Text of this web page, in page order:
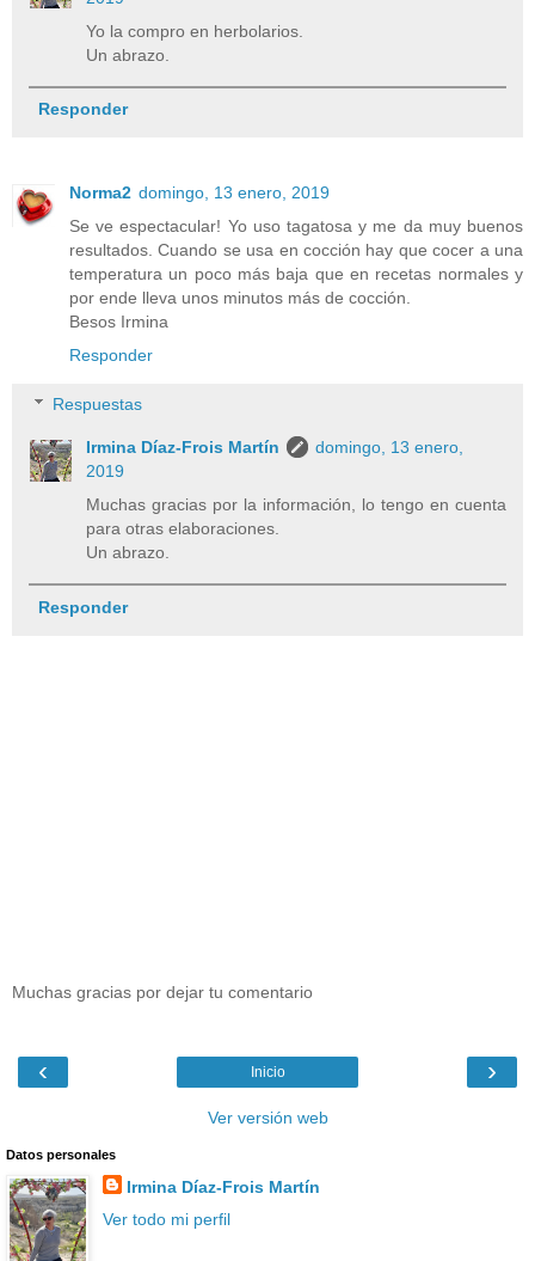
Yo la compro en herbolarios.
Un abrazo.
Responder
Norma2 domingo, 13 enero, 2019
Se ve espectacular! Yo uso tagatosa y me da muy buenos
resultados. Cuando se usa en cocción hay que cocer a una
temperatura un poco más baja que en recetas normales y
por ende lleva unos minutos más de cocción.
Besos Irmina
Responder
Respuestas
Irmina Díaz-Frois Martín
domingo, 13 enero,
2019
Muchas gracias por la información, lo tengo en cuenta
para otras elaboraciones.
Un abrazo.
Responder
Muchas gracias por dejar tu comentario
‹ ›
Inicio
Ver versión web
Datos personales
Irmina Díaz-Frois Martín
Ver todo mi perfil